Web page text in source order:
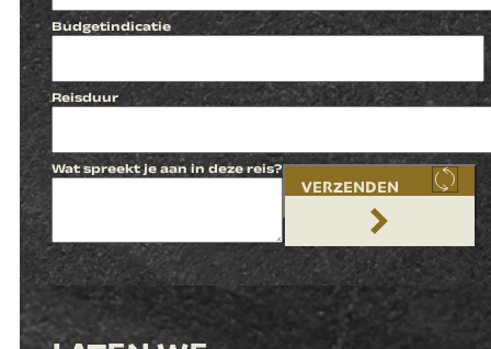
Budgetindicatie
Reisduur
Wat spreekt je aan in deze reis?
VERZENDEN